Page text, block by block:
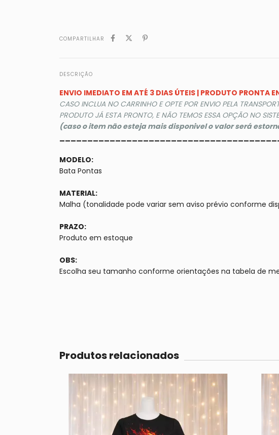
COMPARTILHAR
DESCRIÇÃO
ENVIO IMEDIATO EM ATÉ 3 DIAS ÚTEIS | PRODUTO PRONTA
CASO INCLUA NO CARRINHO E OPTE POR ENVIO PELA
PRODUTO JÁ ESTA PRONTO, E NÃO TEMOS ESSA OPÇÃO NO
(caso o item não esteja mais disponivel o valor será
MODELO:
Bata Pontas
MATERIAL:
Malha (tonalidade pode variar sem aviso prévio conforme
PRAZO:
Produto em estoque
OBS:
Escolha seu tamanho conforme orientações na tabela de
Produtos relacionados